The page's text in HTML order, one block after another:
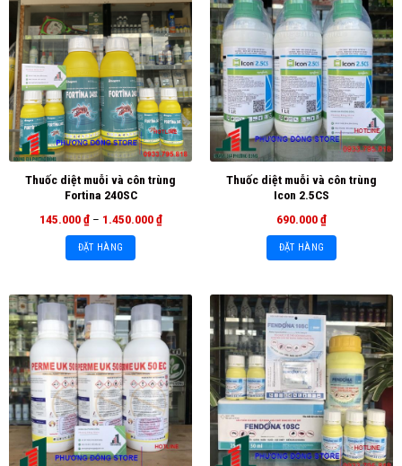
Thuốc diệt muỗi và côn trùng
Fortina 240SC
145.000₫ – 1.450.000₫
ĐẶT HÀNG
Thuốc diệt muỗi và côn trùng
Icon 2.5CS
690.000₫
ĐẶT HÀNG